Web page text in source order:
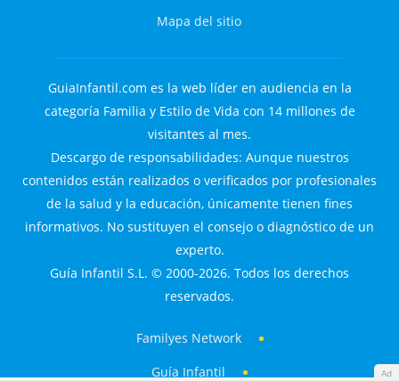
Ad
Mapa del sitio
GuiaInfantil.com es la web líder en audiencia en la
categoría Familia y Estilo de Vida con 14 millones de
visitantes al mes.
Descargo de responsabilidades: Aunque nuestros
contenidos están realizados o verificados por profesionales
de la salud y la educación, únicamente tienen fines
informativos. No sustituyen el consejo o diagnóstico de un
experto.
Guía Infantil S.L. © 2000-2026. Todos los derechos
reservados.
Familyes Network
Guía Infantil